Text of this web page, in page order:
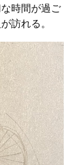
時間が過ご
訪れる。